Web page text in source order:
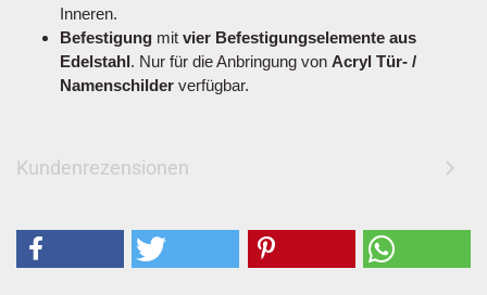
Inneren.
Befestigung mit vier Befestigungselemente aus
Edelstahl. Nur für die Anbringung von Acryl Tür- /
Namenschilder verfügbar.
Kundenrezensionen